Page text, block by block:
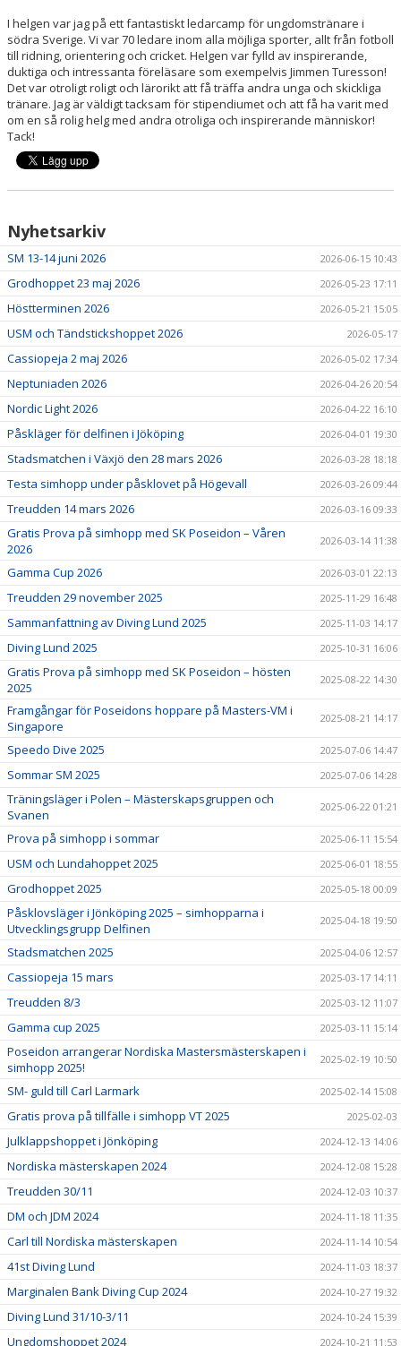
I helgen var jag på ett fantastiskt ledarcamp för ungdomstränare i
södra Sverige. Vi var 70 ledare inom alla möjliga sporter, allt från fotboll
till ridning, orientering och cricket. Helgen var fylld av inspirerande,
duktiga och intressanta föreläsare som exempelvis Jimmen Turesson!
Det var otroligt roligt och lärorikt att få träffa andra unga och skickliga
tränare. Jag är väldigt tacksam för stipendiumet och att få ha varit med
om en så rolig helg med andra otroliga och inspirerande människor!
Tack!
Nyhetsarkiv
SM 13-14 juni 2026 2026-06-15 10:43
Grodhoppet 23 maj 2026 2026-05-23 17:11
Höstterminen 2026 2026-05-21 15:05
USM och Tändstickshoppet 2026 2026-05-17
Cassiopeja 2 maj 2026 2026-05-02 17:34
Neptuniaden 2026 2026-04-26 20:54
Nordic Light 2026 2026-04-22 16:10
Påskläger för delfinen i Jököping 2026-04-01 19:30
Stadsmatchen i Växjö den 28 mars 2026 2026-03-28 18:18
Testa simhopp under påsklovet på Högevall 2026-03-26 09:44
Treudden 14 mars 2026 2026-03-16 09:33
Gratis Prova på simhopp med SK Poseidon – Våren
2026
2026-03-14 11:38
Gamma Cup 2026 2026-03-01 22:13
Treudden 29 november 2025 2025-11-29 16:48
Sammanfattning av Diving Lund 2025 2025-11-03 14:17
Diving Lund 2025 2025-10-31 16:06
Gratis Prova på simhopp med SK Poseidon – hösten
2025
2025-08-22 14:30
Framgångar för Poseidons hoppare på Masters-VM i
Singapore
2025-08-21 14:17
Speedo Dive 2025 2025-07-06 14:47
Sommar SM 2025 2025-07-06 14:28
Träningsläger i Polen – Mästerskapsgruppen och
Svanen
2025-06-22 01:21
Prova på simhopp i sommar 2025-06-11 15:54
USM och Lundahoppet 2025 2025-06-01 18:55
Grodhoppet 2025 2025-05-18 00:09
Påsklovsläger i Jönköping 2025 – simhopparna i
Utvecklingsgrupp Delfinen
2025-04-18 19:50
Stadsmatchen 2025 2025-04-06 12:57
Cassiopeja 15 mars 2025-03-17 14:11
Treudden 8/3 2025-03-12 11:07
Gamma cup 2025 2025-03-11 15:14
Poseidon arrangerar Nordiska Mastersmästerskapen i
simhopp 2025!
2025-02-19 10:50
SM- guld till Carl Larmark 2025-02-14 15:08
Gratis prova på tillfälle i simhopp VT 2025 2025-02-03
Julklappshoppet i Jönköping 2024-12-13 14:06
Nordiska mästerskapen 2024 2024-12-08 15:28
Treudden 30/11 2024-12-03 10:37
DM och JDM 2024 2024-11-18 11:35
Carl till Nordiska mästerskapen 2024-11-14 10:54
41st Diving Lund 2024-11-03 18:37
Marginalen Bank Diving Cup 2024 2024-10-27 19:32
Diving Lund 31/10-3/11 2024-10-24 15:39
Ungdomshoppet 2024 2024-10-21 11:53